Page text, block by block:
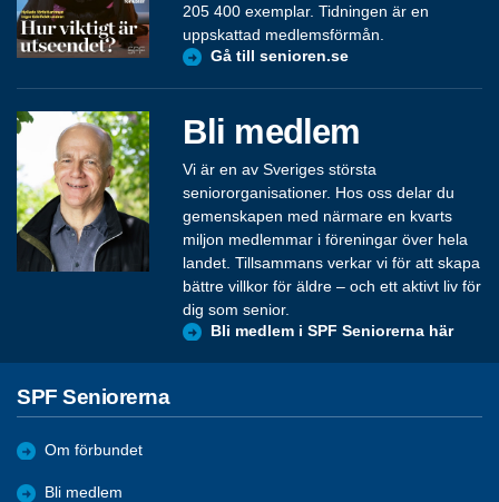
205 400 exemplar. Tidningen är en
uppskattad medlemsförmån.
Gå till senioren.se
Bli medlem
Vi är en av Sveriges största
seniororganisationer. Hos oss delar du
gemenskapen med närmare en kvarts
miljon medlemmar i föreningar över hela
landet. Tillsammans verkar vi för att skapa
bättre villkor för äldre – och ett aktivt liv för
dig som senior.
Bli medlem i SPF Seniorerna här
SPF Seniorerna
Om förbundet
Bli medlem